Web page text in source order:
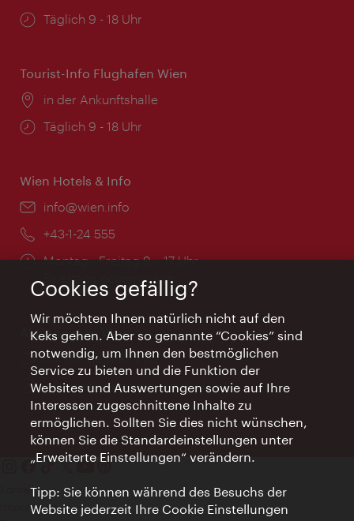
Öffnungszeiten:
Täglich 9 - 18 Uhr
Tourist-Info Flughafen Wien
Ort:
in der Ankunftshalle
Öffnungszeiten:
Täglich 9 - 18 Uhr
Wien Hotels & Info
Email:
info@wien.info
Telefon:
+43-1-24 555
Öffnungszeiten:
Montag - Freitag 9 – 17 Uhr
Feiertags geschlossen
AI Concierge Wien
Ort:
concierge.wien.info
Öffnungszeiten:
Informationen rund um die Uhr
Kontakt
Impressum
Cookies gefällig?
Wir möchten Ihnen natürlich nicht auf den
Keks gehen. Aber so genannte “Cookies” sind
notwendig, um Ihnen den bestmöglichen
Service zu bieten und die Funktion der
Websites und Auswertungen sowie auf Ihre
Interessen zugeschnittene Inhalte zu
ermöglichen. Sollten Sie dies nicht wünschen,
können Sie die Standardeinstellungen unter
„Erweiterte Einstellungen“ verändern.
Tipp: Sie können während des Besuchs der
Website jederzeit Ihre Cookie Einstellungen